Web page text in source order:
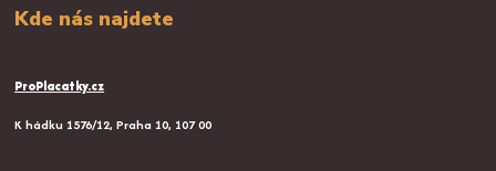
Kde nás najdete
ProPlacatky.cz
K hádku 1576/12, Praha 10, 107 00